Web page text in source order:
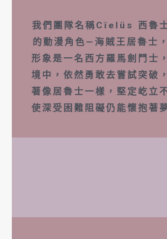
我們團隊名稱Cïelüs 西魯
的動漫角色—海賊王居魯士
形象是一名西方羅馬劍鬥士
境中，依然勇敢去嘗試突破
著像居魯士一樣，堅定屹立
使深受困難阻礙仍能懷抱著